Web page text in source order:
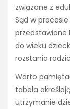
związane z
Sąd w
przedstawione
do wieku
rozstania
Warto
tabela
utrzymanie